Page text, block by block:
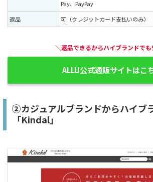
Pay、PayPay
返品
可（クレジットカード支払いのみ）
＼返品できるからハイブランドで
ALLU公式通販サイトはこ
②カジュアルブランドからハイブ
「Kindal」